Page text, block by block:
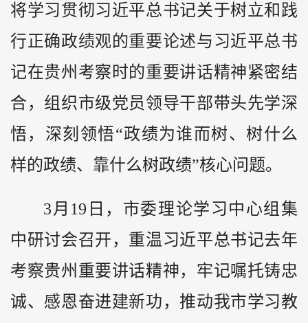
将学习贯彻习近平总书记关于树立和践
行正确政绩观的重要论述与习近平总书
记在贵州 考察时的重要讲话精神紧密结
合，组织市级党员领导干部带头先学深
悟，深刻领悟“政绩为谁而树、树什么
样的政绩、靠什么树政绩”核心问题。
3月19日，市委理论学习中心组集
中研讨会召开，重温习近平总书记去年
考察贵州重要讲话精神，牢记嘱托铸忠
诚、感恩奋进建新功，推动我市学习教